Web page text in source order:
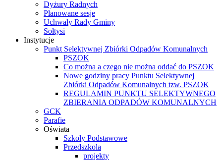
Dyżury Radnych
Planowane sesje
Uchwały Rady Gminy
Sołtysi
Instytucje
Punkt Selektywnej Zbiórki Odpadów Komunalnych
PSZOK
Co można a czego nie można oddać do PSZOK
Nowe godziny pracy Punktu Selektywnej
Zbiórki Odpadów Komunalnych tzw. PSZOK
REGULAMIN PUNKTU SELEKTYWNEGO
ZBIERANIA ODPADÓW KOMUNALNYCH
GCK
Parafie
Oświata
Szkoły Podstawowe
Przedszkola
projekty